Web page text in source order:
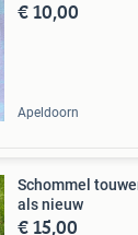
€ 10,00
Apeldoorn
Schommel
als nieuw
€ 15,00